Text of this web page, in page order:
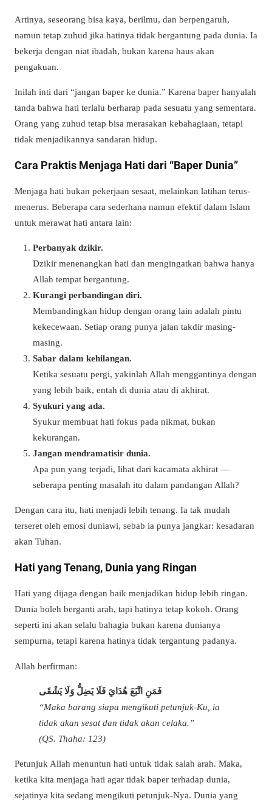
Artinya, seseorang bisa kaya, berilmu, dan berpengaruh,
namun tetap zuhud jika hatinya tidak bergantung pada dunia. Ia
bekerja dengan niat ibadah, bukan karena haus akan
pengakuan.
Inilah inti dari “jangan baper ke dunia.” Karena baper hanyalah
tanda bahwa hati terlalu berharap pada sesuatu yang sementara.
Orang yang zuhud tetap bisa merasakan kebahagiaan, tetapi
tidak menjadikannya sandaran hidup.
Cara Praktis Menjaga Hati dari “Baper Dunia”
Menjaga hati bukan pekerjaan sesaat, melainkan latihan terus-
menerus. Beberapa cara sederhana namun efektif dalam Islam
untuk merawat hati antara lain:
Perbanyak dzikir.
Dzikir menenangkan hati dan mengingatkan bahwa hanya
Allah tempat bergantung.
Kurangi perbandingan diri.
Membandingkan hidup dengan orang lain adalah pintu
kekecewaan. Setiap orang punya jalan takdir masing-
masing.
Sabar dalam kehilangan.
Ketika sesuatu pergi, yakinlah Allah menggantinya dengan
yang lebih baik, entah di dunia atau di akhirat.
Syukuri yang ada.
Syukur membuat hati fokus pada nikmat, bukan
kekurangan.
Jangan mendramatisir dunia.
Apa pun yang terjadi, lihat dari kacamata akhirat —
seberapa penting masalah itu dalam pandangan Allah?
Dengan cara itu, hati menjadi lebih tenang. Ia tak mudah
terseret oleh emosi duniawi, sebab ia punya jangkar: kesadaran
akan Tuhan.
Hati yang Tenang, Dunia yang Ringan
Hati yang dijaga dengan baik menjadikan hidup lebih ringan.
Dunia boleh berganti arah, tapi hatinya tetap kokoh. Orang
seperti ini akan selalu bahagia bukan karena dunianya
sempurna, tetapi karena hatinya tidak tergantung padanya.
Allah berfirman:
فَمَنِ اتَّبَعَ هُدَايَ فَلَا يَضِلُّ وَلَا يَشْقَى
“Maka barang siapa mengikuti petunjuk-Ku, ia
tidak akan sesat dan tidak akan celaka.”
(QS. Thaha: 123)
Petunjuk Allah menuntun hati untuk tidak salah arah. Maka,
ketika kita menjaga hati agar tidak baper terhadap dunia,
sejatinya kita sedang mengikuti petunjuk-Nya. Dunia yang